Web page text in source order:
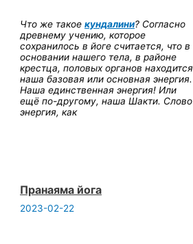
Что же такоекундалини? Согласно
древнему учению, которое
сохранилось в йоге считается, что в
основании нашего тела, в районе
крестца, половых органов находится
наша базовая или основная энергия.
Наша единственная энергия! Или
ещё по-другому, наша Шакти. Слово
энергия, как
Пранаяма йога
2023-02-22